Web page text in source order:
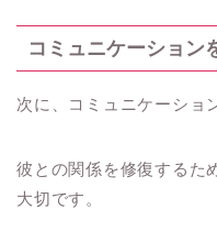
コミュニケーション
次に、コミュニケーショ
彼との関係を修復するた
大切です。